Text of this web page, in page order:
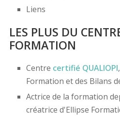
Liens
LES PLUS DU
FORMATION
Centre certifié QUALIOPI
Formation et des Bilans
Actrice de la formation
créatrice d'Ellipse